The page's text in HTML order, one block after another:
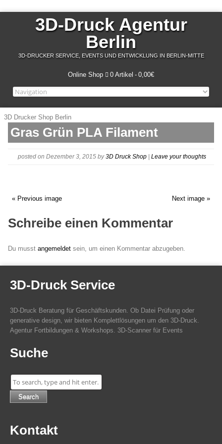
3D-Druck Agentur
Berlin
3D-DRUCKER SERVICE, EVENTS UND ENTWICKLUNG IN BERLIN-MITTE
Online Shop 0 Artikel 0,00€
3D Drucker Shop Berlin
Gras Grün PLA Filament
posted on Dezember 3, 2015 by3D Druck Shop Leave your thoughts
Next image »
« Previous image
Schreibe einen Kommentar
Du musst angemeldet sein, um einen Kommentar abzugeben.
3D-Druck Service
3D-Druck Beratung für Geschäftskunden. Ob Datei Prüfung oder
generative design, wir bieten Komplettlösungen um den 3D-Druck.
Agentur Fortbildungen & Workshops. 3D-Scanner für Events
Suche
Search
Kontakt